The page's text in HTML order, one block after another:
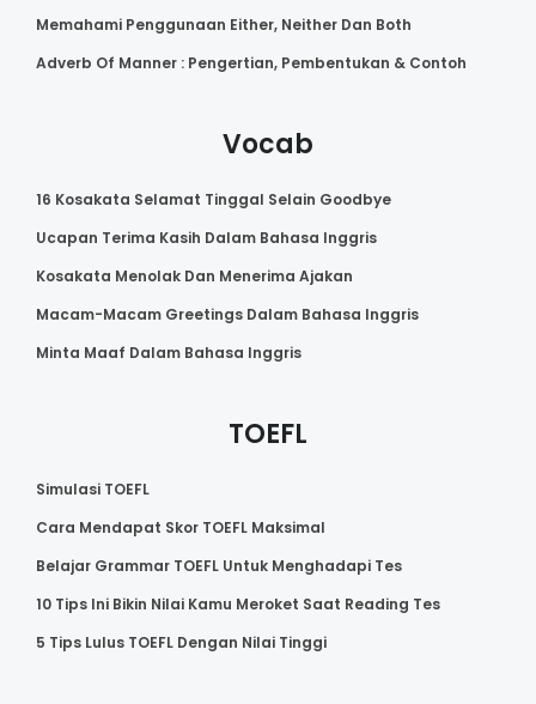
Memahami Penggunaan Either, Neither Dan Both
Adverb Of Manner : Pengertian, Pembentukan & Contoh
Vocab
16 Kosakata Selamat Tinggal Selain Goodbye
Ucapan Terima Kasih Dalam Bahasa Inggris
Kosakata Menolak Dan Menerima Ajakan
Macam-Macam Greetings Dalam Bahasa Inggris
Minta Maaf Dalam Bahasa Inggris
TOEFL
Simulasi TOEFL
Cara Mendapat Skor TOEFL Maksimal
Belajar Grammar TOEFL Untuk Menghadapi Tes
10 Tips Ini Bikin Nilai Kamu Meroket Saat Reading Tes
5 Tips Lulus TOEFL Dengan Nilai Tinggi